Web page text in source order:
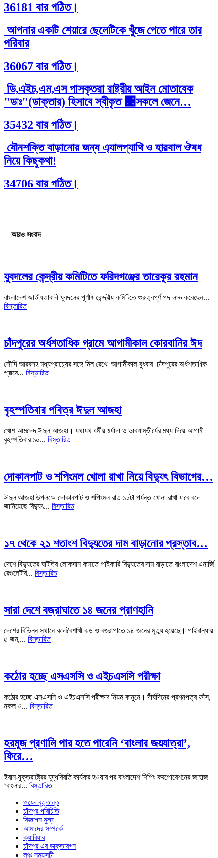
36181 বার পঠিত।
আপনার একটি শেয়ারে ছেলেটিকে খুঁজে পেতে পারে তার
পরিবার
36067 বার পঠিত।
ডি,এইচ,এম,এস পাসকৃতরা রাষ্ট্রীয় আইন মোতাবেক
"ডাঃ"(ডাক্তার) হিসাবে স্বীকৃত ঳সকলে জেনে…
35432 বার পঠিত।
যৌনশক্তি বাড়ানোর জন্য এ্যালপ্যাথি ও হারবাল ঔষধ
নিয়ে কিছুকথা!
34706 বার পঠিত।
আরও সংবাদ
যুবদলের কেন্দ্রীয় কমিটিতে ফরিদগঞ্জের তারেকুর রহমান
বাংলাদেশ জাতীয়তাবাদী যুবদলের পূর্ণাঙ্গ কেন্দ্রীয় কমিটিতে গুরুত্বপূর্ণ পদ লাভ করেছেন...
বিস্তারিত
চাঁদপুরের অর্ধশতাধিক গ্রামে আগামীকাল কোরবানির ঈদ
সৌদি আরবসহ মধ্যপ্রাচ্যের সঙ্গে মিল রেখে আগামীকাল বুধবার চাঁদপুরের অর্ধশতাধিক
গ্রামে... বিস্তারিত
বৃহস্পতিবার পবিত্র ঈদুল আজহা
খোশ আমদেদ ঈদুল আজহা। যথাযথ ধর্মীয় মর্যাদা ও ভাবগাম্ভীর্যের মধ্য দিয়ে আগামী
বৃহস্পতিবার ১০... বিস্তারিত
দোকানপাট ও শপিংমল খোলা রাখা নিয়ে বিদ্যুৎ বিভাগের…
ঈদুল আজহা উপলক্ষে দোকানপাট ও শপিংমল রাত ১০টা পর্যন্ত খোলা রাখা যাবে বলে
জানিয়েছে বিদ্যুৎ... বিস্তারিত
১৭ থেকে ২১ শতাংশ বিদ্যুতের দাম বাড়ানোর প্রস্তাব…
দেশে বিদ্যুতের ঘাটতির লোকসান কমাতে পাইকারি বিদ্যুতের দাম বাড়াতে বাংলাদেশ এনার্জি
রেগুলেটরি... বিস্তারিত
সারা দেশে বজ্রাঘাতে ১৪ জনের প্রাণহানি
দেশের বিভিন্ন স্থানে কালবৈশাখী ঝড় ও বজ্রাপাতে ১৪ জনের মৃত্যু হয়েছে। গাইবান্ধায়
৫ জন,... বিস্তারিত
কঠোর হচ্ছে এসএসসি ও এইচএসসি পরীক্ষা
কঠোর হচ্ছে এসএসসি ও এইচএসসি পরীক্ষার নিয়ম কানুনে। দীর্ঘদিনের প্রশ্নপত্র ফাঁস,
নকল ও... বিস্তারিত
হরমুজ প্রণালি পার হতে পারেনি ‘বাংলার জয়যাত্রা’,
ফিরে…
ইরান-যুক্তরাষ্ট্রের যুদ্ধবিরতি কার্যকর হওয়ার পর বাংলাদেশ শিপিং করপোরেশনের জাহাজ
‘বাংলার... বিস্তারিত
ওয়েব বৃত্তান্ত
চাঁদপুর পরিচিতি
বিজ্ঞাপন মুল্য
আমাদের সম্পর্কে
ক্যারিয়ার
চাঁদপুর এর ডাক্তারগন
লঞ্চ সময়সূচী